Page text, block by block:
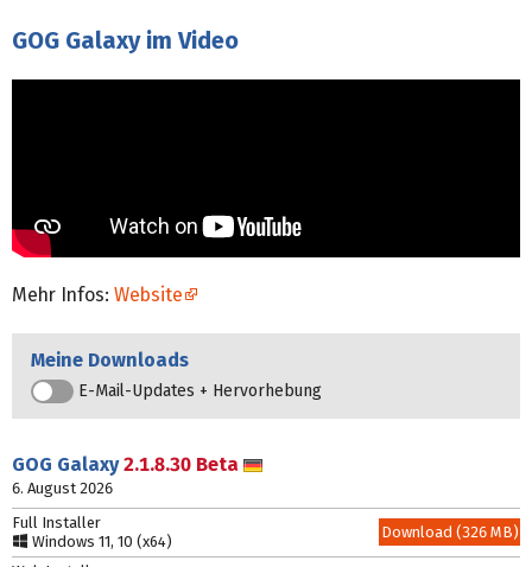
GOG Galaxy im Video
Mehr Infos: Website
Meine Downloads
E-Mail-Updates + Hervorhebung
GOG Galaxy2.1.8.30 Beta
6. August 2026
Full Installer
Windows 11, 10 (x64)
Download (326 MB)